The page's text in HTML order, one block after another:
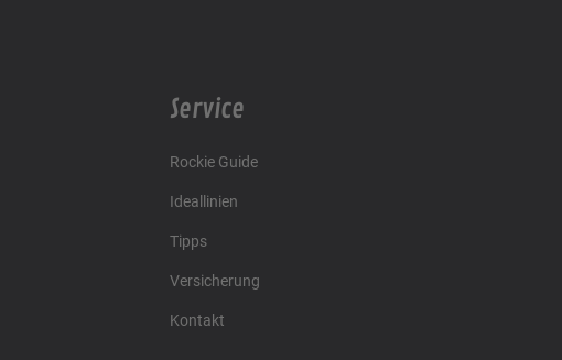
Service
Rockie Guide
Ideallinien
Tipps
Versicherung
Kontakt